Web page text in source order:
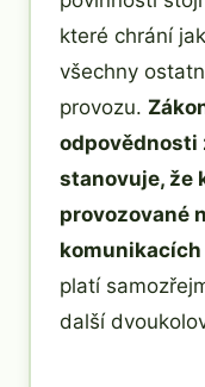
které chrání
všechny
provozu.
odpovědnosti
stanovuje, že
provozované
platí
další